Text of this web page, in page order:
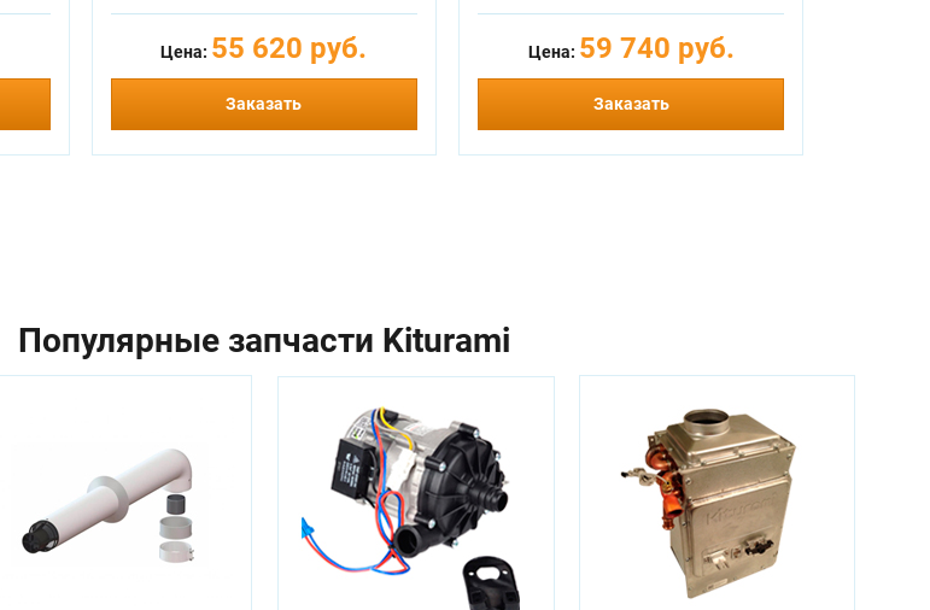
Цена: 55 620 руб.
Заказать
Цена: 59 740 руб.
Заказать
Популярные запчасти Kiturami